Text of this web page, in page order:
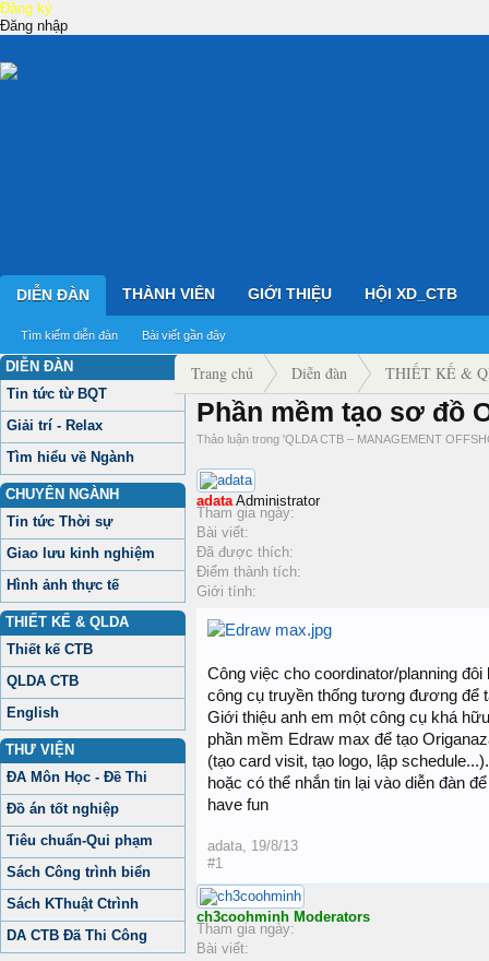
Đăng ký
Đăng nhập
DIỄN ĐÀN
Tìm kiếm diễn đàn Bài viết gần đây
THÀNH VIÊN GIỚI THIỆU HỘI XD_CTB
DIỄN ĐÀN
Tin tức từ BQT
Giải trí - Relax
Tìm hiểu về Ngành
CHUYÊN NGÀNH
Tin tức Thời sự
Giao lưu kinh nghiệm
Hình ảnh thực tế
THIẾT KẾ & QLDA
Thiết kế CTB
QLDA CTB
English
THƯ VIỆN
ĐA Môn Học - Đề Thi
Đồ án tốt nghiệp
Tiêu chuẩn-Qui phạm
Sách Công trình biển
Sách KThuật Ctrình
DA CTB Đã Thi Công
Trang chủ Diễn đàn
THIẾT KẾ &
QLDA CTB – MANAGEMENT OFFSHORE
Phần mềm tạo sơ đồ
Thảo luận trong 'QLDA CTB – MANAGEMENT
adata Administrator
Tham gia ngày:
Bài viết:
Đã được thích:
Điểm thành tích:
Giới tính:
Công việc cho coordinator/planning
công cụ truyền thống tương đương để
Giới thiệu anh em một công cụ khá
phần mềm Edraw max để tạo
(tạo card visit, tạo logo, lập
hoặc có thể nhắn tin lại vào diễn đàn
have fun
adata, 19/8/13
#1
ch3coohminh Moderators
Tham gia ngày:
Bài viết: